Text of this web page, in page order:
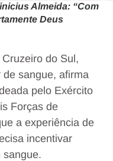
Almeida: “Com
Deus
do Sul,
sangue, afirma
pelo Exército
Forças de
a experiência de
incentivar
sangue.